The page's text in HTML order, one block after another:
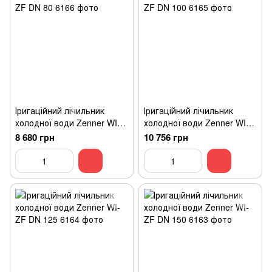
Іригаційний лічильник
холодної води Zenner WI-
ZF DN 80
8 680 грн
Іригаційний лічильник
холодної води Zenner WI-
ZF DN 100
10 756 грн